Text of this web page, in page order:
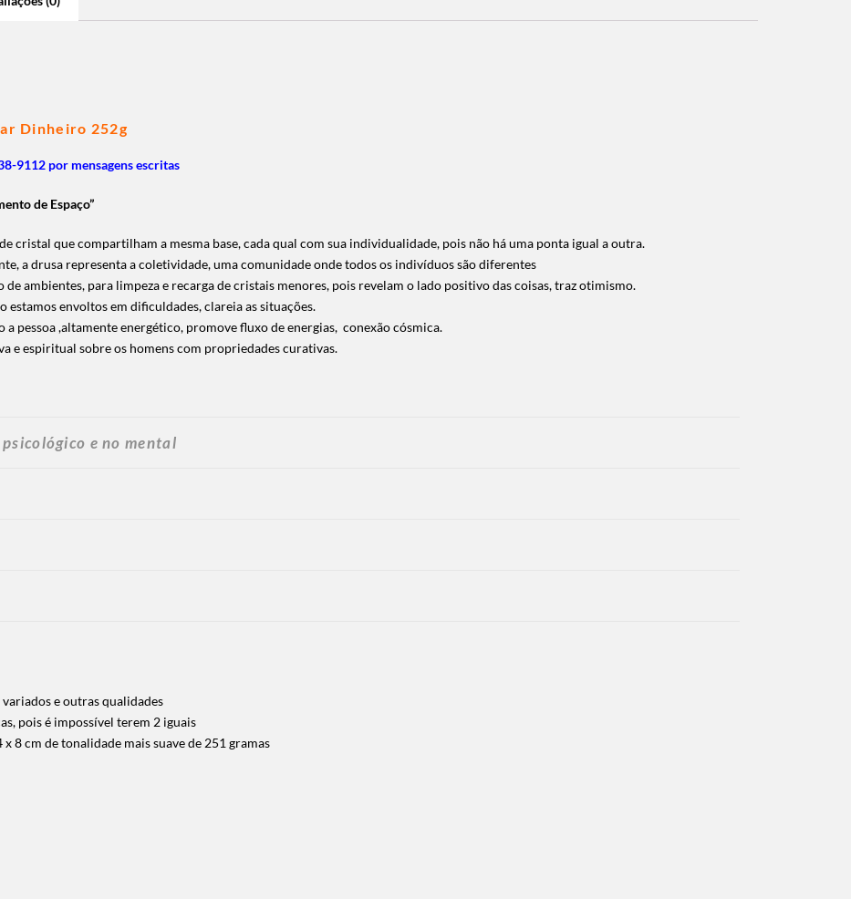
Dinheiro 252g
9112 por mensagens escritas
de Espaço”
cristal que compartilham a mesma base, cada qual com sua individualidade, pois não há uma ponta igual a outra.
a drusa representa a coletividade, uma comunidade onde todos os indivíduos são diferentes
ambientes, para limpeza e recarga de cristais menores, pois revelam o lado positivo das coisas, traz otimismo.
estamos envoltos em dificuldades, clareia as situações.
pessoa ,altamente energético, promove fluxo de energias, conexão cósmica.
e espiritual sobre os homens com propriedades curativas.
e no mental
e outras qualidades
pois é impossível terem 2 iguais
8 cm de tonalidade mais suave de 251 gramas